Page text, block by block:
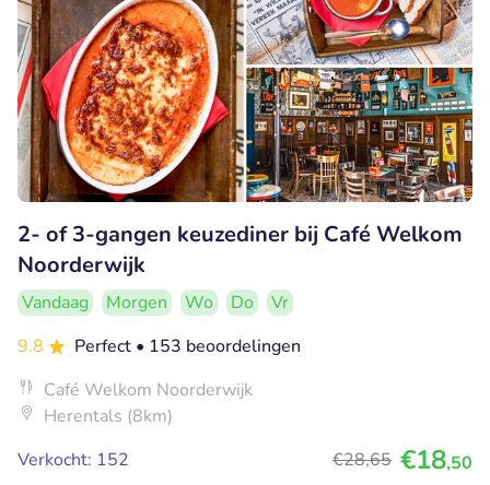
2- of 3-gangen keuzediner bij Café Welkom
Noorderwijk
Vandaag Morgen Wo Do
Vr
9.8
Perfect • 153 beoordelingen
Café Welkom Noorderwijk
Herentals (8km)
Verkocht: 152
€28,65 €18,50